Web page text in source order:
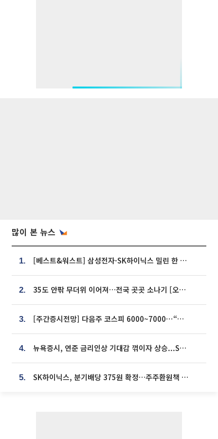
많이 본 뉴스
1. [베스트&워스트] 삼성전자·SK하이닉스 밀린 한 주…상상인증권은 85% 급등
2. 35도 안팎 무더위 이어져…전국 곳곳 소나기 [오늘 날씨]
3. [주간증시전망] 다음주 코스피 6000~7000⋯“外人 수급은 정책이 변수”
4. 뉴욕증시, 연준 금리인상 기대감 꺾이자 상승...S&P500 사상 최고치 [종합]
5. SK하이닉스, 분기배당 375원 확정…주주환원책 9월로 앞당겨 발표